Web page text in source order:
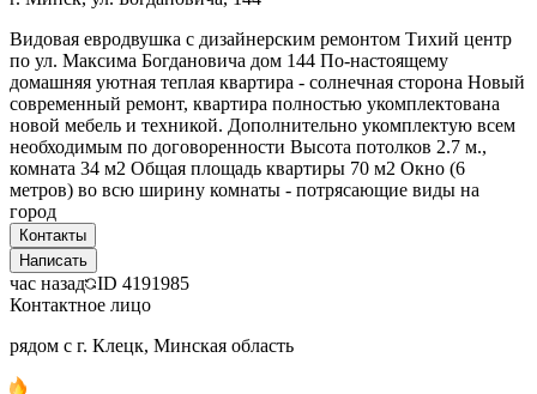
Видовая евродвушка с дизайнерским ремонтом Тихий центр
по ул. Максима Богдановича дом 144 По-настоящему
домашняя уютная теплая квартира - солнечная сторона Новый
современный ремонт, квартира полностью укомплектована
новой мебель и техникой. Дополнительно укомплектую всем
необходимым по договоренности Высота потолков 2.7 м.,
комната 34 м2 Общая площадь квартиры 70 м2 Окно (6
метров) во всю ширину комнаты - потрясающие виды на
город
Контакты
Написать
час назад ID 4191985
Контактное лицо
рядом с г. Клецк, Минская область